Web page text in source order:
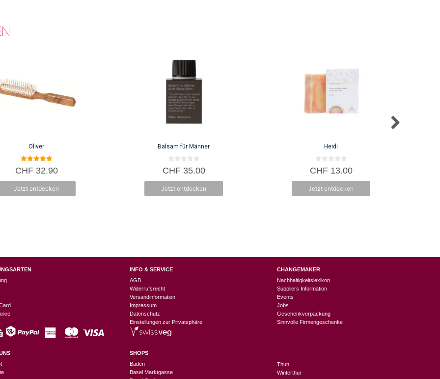
Oliver
5.00
von 5
CHF32.90
Jetzt entdecken
Balsam für Männer
0
v
5
CHF35.00
Jetzt entdecken
Heidi
0
v
5
CHF13.00
Jetzt entdecken
INFO & SERVICE
AGB
Widerrufsrecht
Versandinformation
Impressum
Datenschutz
Einstellungen zur Privatsphäre
SHOPS
Baden
Basel Marktgasse
CHANGEMAKER
Nachhaltigkeitslexikon
Suppliers Information
Events
Jobs
Geschenkverpackung
Sinnvolle Firmengeschenke
Thun
Winterthur